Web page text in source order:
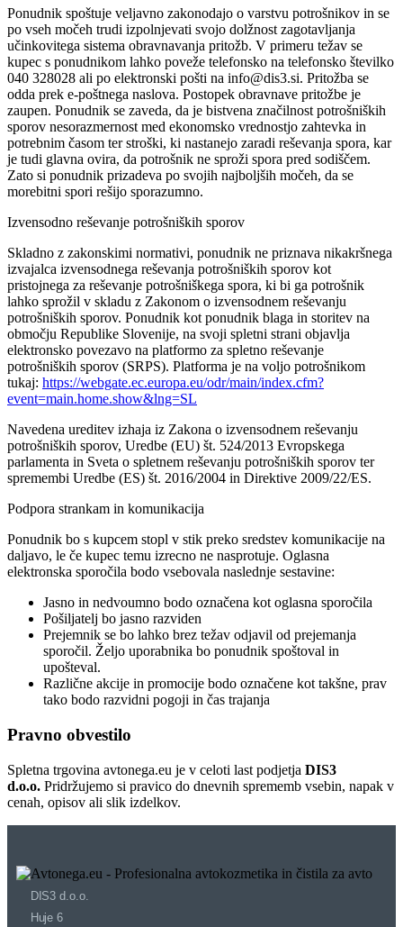
Ponudnik spoštuje veljavno zakonodajo o varstvu potrošnikov in se
po vseh močeh trudi izpolnjevati svojo dolžnost zagotavljanja
učinkovitega sistema obravnavanja pritožb. V primeru težav se
kupec s ponudnikom lahko poveže telefonsko na telefonsko številko
040 328028 ali po elektronski pošti na info@dis3.si. Pritožba se
odda prek e-poštnega naslova. Postopek obravnave pritožbe je
zaupen. Ponudnik se zaveda, da je bistvena značilnost potrošniških
sporov nesorazmernost med ekonomsko vrednostjo zahtevka in
potrebnim časom ter stroški, ki nastanejo zaradi reševanja spora, kar
je tudi glavna ovira, da potrošnik ne sproži spora pred sodiščem.
Zato si ponudnik prizadeva po svojih najboljših močeh, da se
morebitni spori rešijo sporazumno.
Izvensodno reševanje potrošniških sporov
Skladno z zakonskimi normativi, ponudnik ne priznava nikakršnega
izvajalca izvensodnega reševanja potrošniških sporov kot
pristojnega za reševanje potrošniškega spora, ki bi ga potrošnik
lahko sprožil v skladu z Zakonom o izvensodnem reševanju
potrošniških sporov. Ponudnik kot ponudnik blaga in storitev na
območju Republike Slovenije, na svoji spletni strani objavlja
elektronsko povezavo na platformo za spletno reševanje
potrošniških sporov (SRPS). Platforma je na voljo potrošnikom
tukaj: https://webgate.ec.europa.eu/odr/main/index.cfm?
event=main.home.show&lng=SL
Navedena ureditev izhaja iz Zakona o izvensodnem reševanju
potrošniških sporov, Uredbe (EU) št. 524/2013 Evropskega
parlamenta in Sveta o spletnem reševanju potrošniških sporov ter
spremembi Uredbe (ES) št. 2016/2004 in Direktive 2009/22/ES.
Podpora strankam in komunikacija
Ponudnik bo s kupcem stopl v stik preko sredstev komunikacije na
daljavo, le če kupec temu izrecno ne nasprotuje. Oglasna
elektronska sporočila bodo vsebovala naslednje sestavine:
Jasno in nedvoumno bodo označena kot oglasna sporočila
Pošiljatelj bo jasno razviden
Prejemnik se bo lahko brez težav odjavil od prejemanja
sporočil. Željo uporabnika bo ponudnik spoštoval in
upošteval.
Različne akcije in promocije bodo označene kot takšne, prav
tako bodo razvidni pogoji in čas trajanja
Pravno obvestilo
Spletna trgovina avtonega.eu je v celoti last podjetja DIS3
d.o.o. Pridržujemo si pravico do dnevnih sprememb vsebin, napak v
cenah, opisov ali slik izdelkov.
DIS3 d.o.o.
Huje 6